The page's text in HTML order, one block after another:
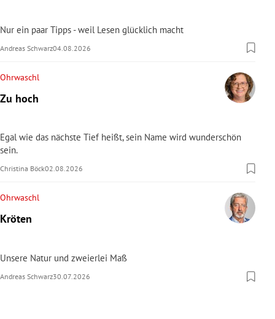
Nur ein paar Tipps - weil Lesen glücklich macht
Andreas Schwarz04.08.2026
Ohrwaschl
Zu hoch
Egal wie das nächste Tief heißt, sein Name wird wunderschön
sein.
Christina Böck02.08.2026
Ohrwaschl
Kröten
Unsere Natur und zweierlei Maß
Andreas Schwarz30.07.2026